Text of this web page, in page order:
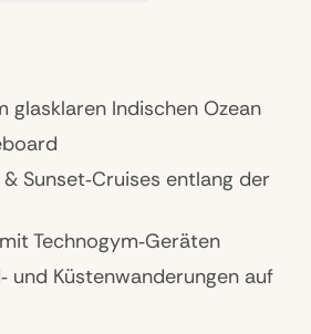
Cocktails, frischen
Massagen,
mit Meerblick
glasklaren Indischen Ozean
Sunset‑Cruises entlang der
Technogym‑Geräten
und Küstenwanderungen auf